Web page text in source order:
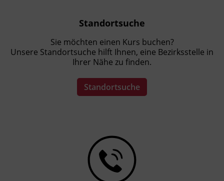
Standortsuche
Sie möchten einen Kurs buchen?
Unsere Standortsuche hilft Ihnen, eine Bezirksstelle in
Ihrer Nähe zu finden.
Standortsuche